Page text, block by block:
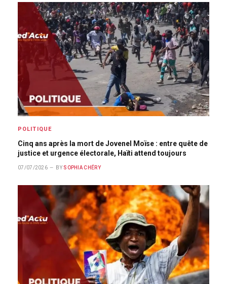
POLITIQUE
Cinq ans après la mort de Jovenel Moïse : entre quête de
justice et urgence électorale, Haïti attend toujours
07/07/2026 BY SOPHIA CHÉRY